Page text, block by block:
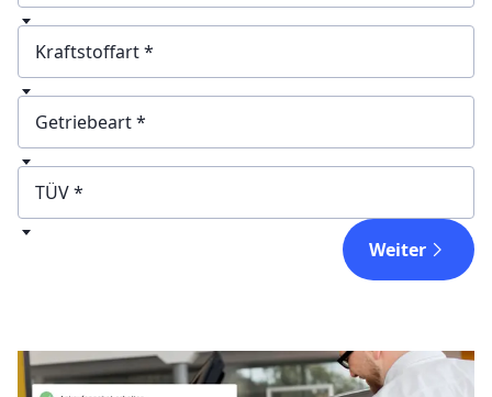
Baujahr
Kraftstoffart
Getriebeart
Weiter